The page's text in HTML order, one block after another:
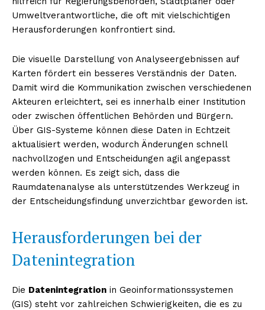
Umweltverantwortliche, die oft mit vielschichtigen
Herausforderungen konfrontiert sind.
Die visuelle Darstellung von Analyseergebnissen auf
Karten fördert ein besseres Verständnis der Daten.
Damit wird die Kommunikation zwischen verschiedenen
Akteuren erleichtert, sei es innerhalb einer Institution
oder zwischen öffentlichen Behörden und Bürgern.
Über GIS-Systeme können diese Daten in Echtzeit
aktualisiert werden, wodurch Änderungen schnell
nachvollzogen und Entscheidungen agil angepasst
werden können. Es zeigt sich, dass die
Raumdatenanalyse als unterstützendes Werkzeug in
der Entscheidungsfindung unverzichtbar geworden ist.
Herausforderungen bei der
Datenintegration
Die Datenintegration in Geoinformationssystemen
(GIS) steht vor zahlreichen Schwierigkeiten, die es zu